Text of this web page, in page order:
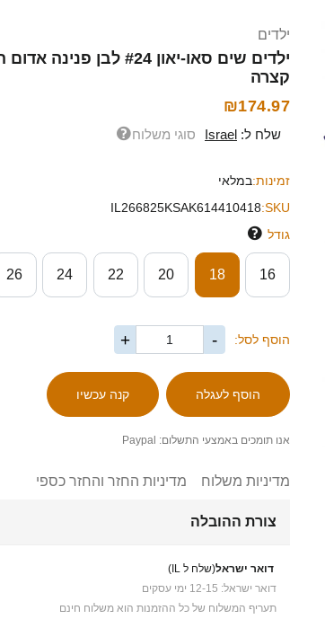
ילדים
קצרה
₪174.97
שלח ל: Israel סוגי משלוח
זמינות:במלאי
SKU:
IL266825KSAK614410418
גודל
16
18
20
22
24
26
הוסף לסל: -
+
אנו תומכים באמצעי התשלום: Paypal
מדיניות משלוח מדיניות החזר והחזר כספי
צורת ההובלה
דואר ישראל(שלח ל IL)
דואר ישראל: 12-15 ימי עסקים
תעריף המשלוח של כל ההזמנות הוא משלוח חינם